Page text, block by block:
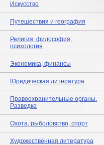
Искусство
Путешествия и география
Религия, философия,
психология
Экономика, финансы
Юридическая литература
Правоохранительные органы.
Разведка
Охота, рыболовство, спорт
Художественная литература